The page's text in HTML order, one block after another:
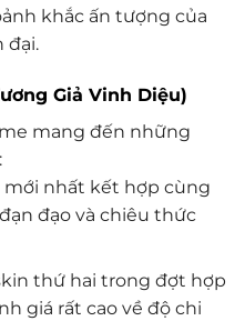
khắc ấn tượng của
đại.
Giả Vinh Diệu)
mang đến những
nhất kết hợp cùng
đạo và chiêu thức
thứ hai trong đợt hợp
giá rất cao về độ chi